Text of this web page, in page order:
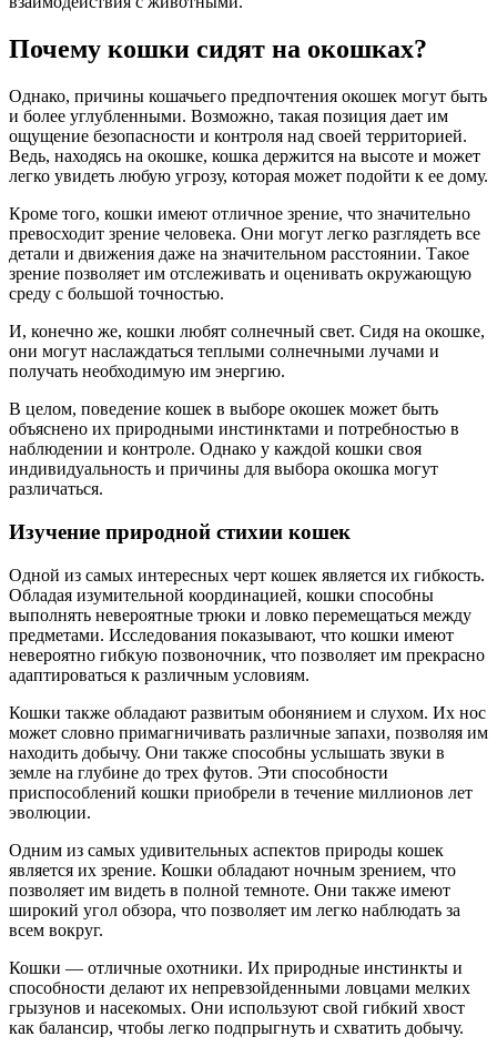
Почему кошки сидят на окошках?
Однако, причины кошачьего предпочтения окошек могут быть
и более углубленными. Возможно, такая позиция дает им
ощущение безопасности и контроля над своей территорией.
Ведь, находясь на окошке, кошка держится на высоте и может
легко увидеть любую угрозу, которая может подойти к ее дому.
Кроме того, кошки имеют отличное зрение, что значительно
превосходит зрение человека. Они могут легко разглядеть все
детали и движения даже на значительном расстоянии. Такое
зрение позволяет им отслеживать и оценивать окружающую
среду с большой точностью.
И, конечно же, кошки любят солнечный свет. Сидя на окошке,
они могут наслаждаться теплыми солнечными лучами и
получать необходимую им энергию.
В целом, поведение кошек в выборе окошек может быть
объяснено их природными инстинктами и потребностью в
наблюдении и контроле. Однако у каждой кошки своя
индивидуальность и причины для выбора окошка могут
различаться.
Изучение природной стихии кошек
Одной из самых интересных черт кошек является их гибкость.
Обладая изумительной координацией, кошки способны
выполнять невероятные трюки и ловко перемещаться между
предметами. Исследования показывают, что кошки имеют
невероятно гибкую позвоночник, что позволяет им прекрасно
адаптироваться к различным условиям.
Кошки также обладают развитым обонянием и слухом. Их нос
может словно примагничивать различные запахи, позволяя им
находить добычу. Они также способны услышать звуки в
земле на глубине до трех футов. Эти способности
приспособлений кошки приобрели в течение миллионов лет
эволюции.
Одним из самых удивительных аспектов природы кошек
является их зрение. Кошки обладают ночным зрением, что
позволяет им видеть в полной темноте. Они также имеют
широкий угол обзора, что позволяет им легко наблюдать за
всем вокруг.
Кошки — отличные охотники. Их природные инстинкты и
способности делают их непревзойденными ловцами мелких
грызунов и насекомых. Они используют свой гибкий хвост
как балансир, чтобы легко подпрыгнуть и схватить добычу.